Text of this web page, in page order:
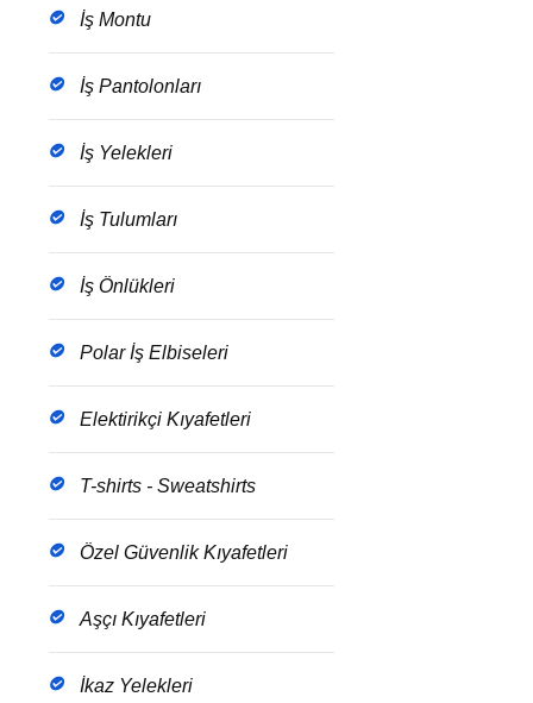
İş Montu
İş Pantolonları
İş Yelekleri
İş Tulumları
İş Önlükleri
Polar İş Elbiseleri
Elektirikçi Kıyafetleri
T-shirts - Sweatshirts
Özel Güvenlik Kıyafetleri
Aşçı Kıyafetleri
İkaz Yelekleri